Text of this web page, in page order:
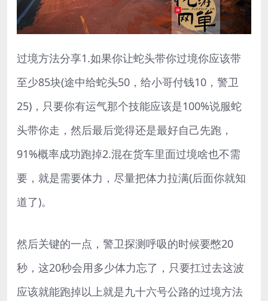
过境方法分享1.如果你让蛇头带你过境你应该带
至少85块(途中给蛇头50，给小哥付钱10，警卫
25)，只要你有运气那个技能应该是100%说服蛇
头带你走，然后最后觉得还是最好自己先跑，
91%概率成功跑掉2.混在货车里面过境啥也不需
要，就是需要体力，尽量把体力拉满(后面你就知
道了)。
然后关键的一点，警卫探测呼吸的时候要憋20
秒，这20秒会用多少体力忘了，只要扛过去这波
应该就能跑掉以上就是九十六号公路的过境方法